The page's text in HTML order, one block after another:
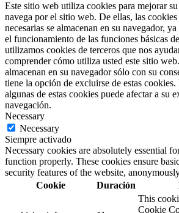
Este sitio web utiliza cookies para mejorar
navega por el sitio web. De ellas, las
necesarias se almacenan en su navegador,
el funcionamiento de las funciones básicas
utilizamos cookies de terceros que nos
comprender cómo utiliza usted este sitio
almacenan en su navegador sólo con su
tiene la opción de excluirse de estas
algunas de estas cookies puede afectar a su
navegación.
Necessary
Necessary
Siempre activado
Necessary cookies are absolutely essential
function properly. These cookies ensure
security features of the website,
Cookie
Duración
This
Cookie